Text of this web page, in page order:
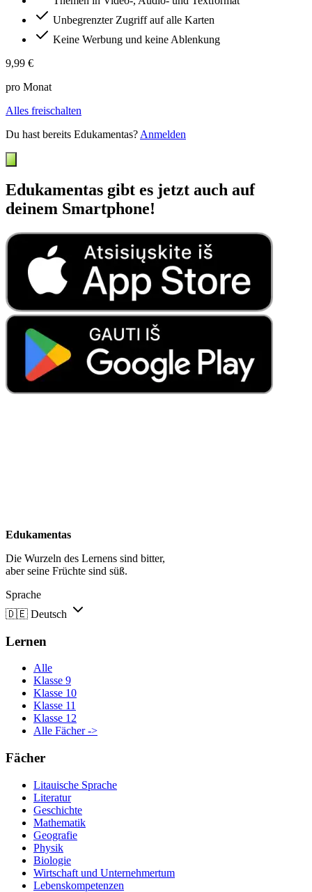
Unbegrenzter Zugriff auf alle Karten
Keine Werbung und keine Ablenkung
9,99 €
pro Monat
Alles freischalten
Du hast bereits Edukamentas? Anmelden
Edukamentas gibt es jetzt auch auf
deinem Smartphone!
Edukamentas
Die Wurzeln des Lernens sind bitter,
aber seine Früchte sind süß.
Sprache
🇩🇪 Deutsch
Lernen
Alle
Klasse 9
Klasse 10
Klasse 11
Klasse 12
Alle Fächer ->
Fächer
Litauische Sprache
Literatur
Geschichte
Mathematik
Geografie
Physik
Biologie
Wirtschaft und Unternehmertum
Lebenskompetenzen